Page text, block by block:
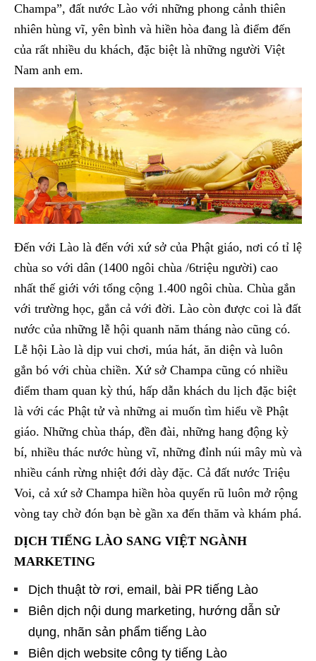
Champa”, đất nước Lào với những phong cảnh thiên
nhiên hùng vĩ, yên bình và hiền hòa đang là điểm đến
của rất nhiều du khách, đặc biệt là những người Việt
Nam anh em.
Đến với Lào là đến với xứ sở của Phật giáo, nơi có tỉ lệ
chùa so với dân (1400 ngôi chùa /6triệu người) cao
nhất thế giới với tổng cộng 1.400 ngôi chùa. Chùa gắn
với trường học, gắn cả với đời. Lào còn được coi là đất
nước của những lễ hội quanh năm tháng nào cũng có.
Lễ hội Lào là dịp vui chơi, múa hát, ăn diện và luôn
gắn bó với chùa chiền. Xứ sở Champa cũng có nhiều
điểm tham quan kỳ thú, hấp dẫn khách du lịch đặc biệt
là với các Phật tử và những ai muốn tìm hiểu về Phật
giáo. Những chùa tháp, đền đài, những hang động kỳ
bí, nhiều thác nước hùng vĩ, những đỉnh núi mây mù và
nhiều cánh rừng nhiệt đới dày đặc. Cả đất nước Triệu
Voi, cả xứ sở Champa hiền hòa quyến rũ luôn mở rộng
vòng tay chờ đón bạn bè gần xa đến thăm và khám phá.
DỊCH TIẾNG LÀO SANG VIỆT NGÀNH
MARKETING
Dịch thuật tờ rơi, email, bài PR tiếng Lào
Biên dịch nội dung marketing, hướng dẫn sử
dụng, nhãn sản phẩm tiếng Lào
Biên dịch website công ty tiếng Lào